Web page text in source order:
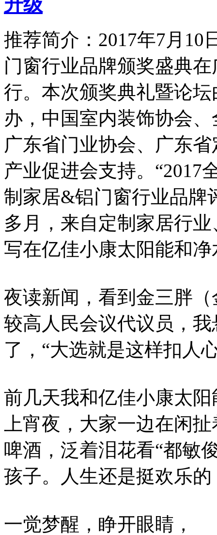
推荐简介：2017年7月10
门窗行业品牌颁奖盛典
行。本次颁奖典礼暨论
办，中国室内装饰协会
广东省门业协会、广东
产业促进会支持。“2017
制家居&铝门窗行业品牌
多月，来自定制家居行业
写在亿佳小康太阳能和
夜读新闻，看到金三胖
较高人民会议代议员，
了，“大选就是这样扣人
前几天我和亿佳小康太
上宵夜，大家一边在闲
啤酒，泛着泪花看“都敏
孩子。人生还是挺欢乐
一觉梦醒，睁开眼睛，